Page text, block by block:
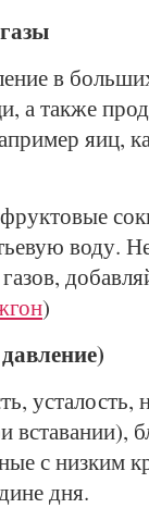
в
а также
яиц,
воду.
)
усталость,
вставании),
с низким
дня.